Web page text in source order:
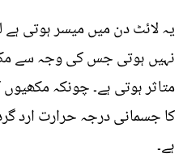
یہ لائٹ دن میں میسر ہوتی
نہیں ہوتی جس کی وجہ سے
متاثر ہوتی ہے۔ چونکہ
کا جسمانی درجہ حرارت ارد
ہے۔